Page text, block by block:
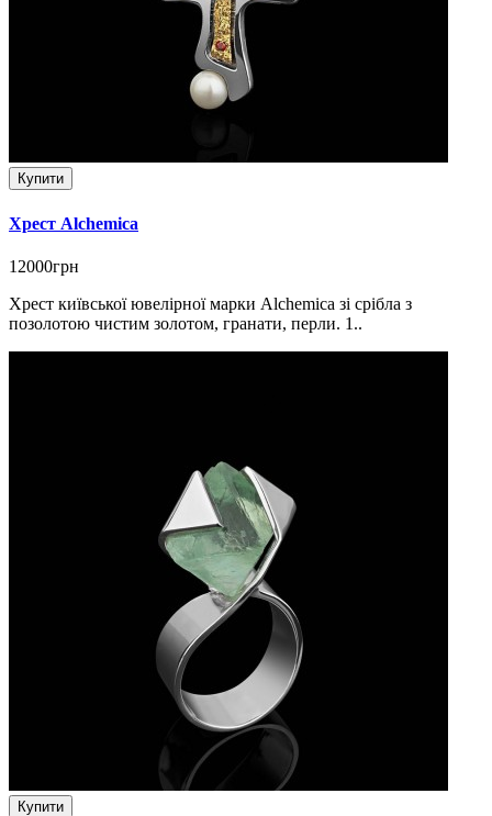
Купити
Хрест Alchemica
12000грн
Хрест київської ювелірної марки Alchemica зі срібла з
позолотою чистим золотом, гранати, перли. 1..
Купити